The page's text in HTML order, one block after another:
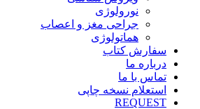
نورولوژی
جراحی مغز و اعصاب
هماتولوژی
سفارش کتاب
درباره ما
تماس با ما
استعلام نسخه چاپی
REQUEST